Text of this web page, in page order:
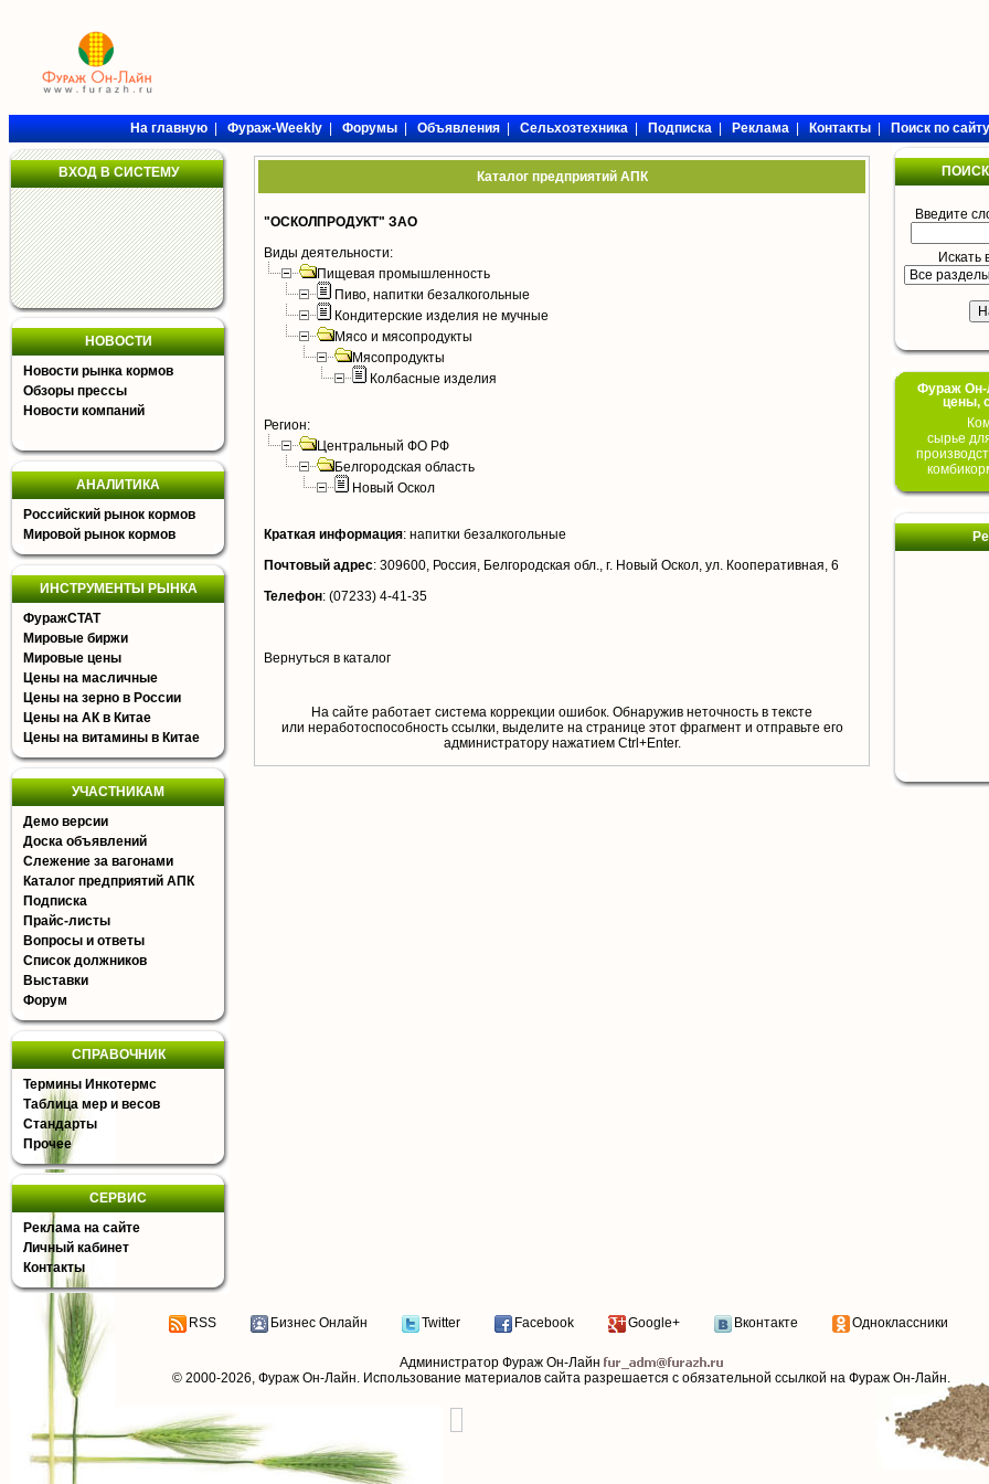
На главную|Фураж-Weekly|Форумы|Объявления|Сельхозтехника|Подписка|Реклама|Контакты|Поиск по сайту
ВХОД В СИСТЕМУ
НОВОСТИ
Новости рынка кормов
Обзоры прессы
Новости компаний
АНАЛИТИКА
Российский рынок кормов
Мировой рынок кормов
ИНСТРУМЕНТЫ РЫНКА
ФуражСТАТ
Мировые биржи
Мировые цены
Цены на масличные
Цены на зерно в России
Цены на АК в Китае
Цены на витамины в Китае
УЧАСТНИКАМ
Демо версии
Доска объявлений
Слежение за вагонами
Каталог предприятий АПК
Подписка
Прайс-листы
Вопросы и ответы
Список должников
Выставки
Форум
СПРАВОЧНИК
Термины Инкотермс
Таблица мер и весов
Стандарты
Прочее
СЕРВИС
Реклама на сайте
Личный кабинет
Контакты
Каталог предприятий АПК
"ОСКОЛПРОДУКТ" ЗАО
Виды деятельности:
Пищевая промышленность
Пиво, напитки безалкогольные
Кондитерские изделия не мучные
Мясо и мясопродукты
Мясопродукты
Колбасные изделия
Регион:
Центральный ФО РФ
Белгородская область
Новый Оскол
Краткая информация: напитки безалкогольные
Почтовый адрес: 309600, Россия, Белгородская обл., г. Новый Оскол, ул. Кооперативная, 6
Телефон: (07233) 4-41-35
Вернуться в каталог
На сайте работает система коррекции ошибок. Обнаружив неточность в тексте
или неработоспособность ссылки, выделите на странице этот фрагмент и отправьте его
aдминистратору нажатием Ctrl+Enter.
Введите
Искать
Фураж Он-
цены,
сырье
RSS Бизнес Онлайн Twitter Facebook Google+ Вконтакте Одноклассники
Администратор Фураж Он-Лайн
© 2000-2026, Фураж Он-Лайн. Использование материалов сайта разрешается с обязательной ссылкой на Фураж Он-Лайн.